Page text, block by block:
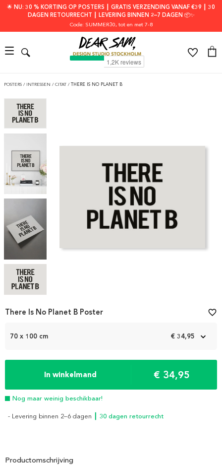
🌟 NU: 30 % KORTING OP POSTERS ┃ GRATIS VERZENDING VANAF €39 ┃ 30
DAGEN RETOURRECHT ┃ LEVERING BINNEN 2–7 DAGEN 📦✨
Code: SUMMER30, tot en met 7-8
POSTERS / INTRESSEN / CITAT / THERE IS NO PLANET B
Item
4
70 x 100 cm € 34,95
In winkelmand € 34,95
Nog maar weinig beschikbaar!
- Levering binnen 2–6 dagen ┃ 30 dagen retourrecht
There Is No Planet B Poster favorite_border
Productomschrijving